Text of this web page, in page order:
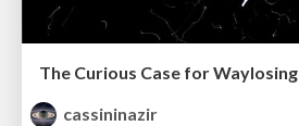
The Curious Case for Waylosing
cassininazir